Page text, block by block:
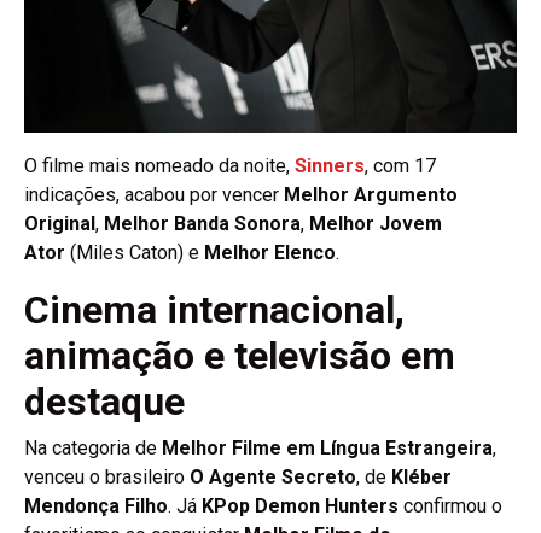
O filme mais nomeado da noite, Sinners, com 17
indicações, acabou por vencer Melhor Argumento
Original , Melhor Banda Sonora, Melhor Jovem
Ator (Miles Caton) e Melhor Elenco.
Cinema internacional,
animação e televisão em
destaque
Na categoria de Melhor Filme em Língua Estrangeira,
venceu o brasileiro O Agente Secreto, de Kléber
Mendonça Filho. Já KPop Demon Hunters confirmou o